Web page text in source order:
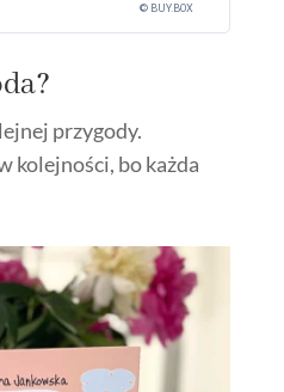
© BUY.BOX
przygody.
kolejności, bo każda